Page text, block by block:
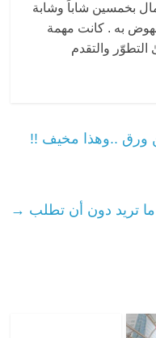
بخمسين شاباً وشابة
به . كانت مهمة
والتقدم
ورق ..وهذا مخيف !!
تريد دون أن تطلب →